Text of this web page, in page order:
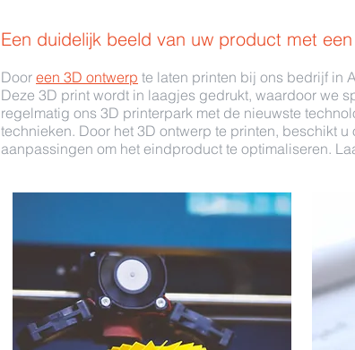
Een duidelijk beeld van uw product met
Door een 3D ontwerp te laten printen bij ons bedrijf in
Deze 3D print wordt in laagjes gedrukt, waardoor we
regelmatig ons 3D printerpark met de nieuwste
technieken. Door het 3D ontwerp te printen, beschikt
aanpassingen om het eindproduct te optimaliseren.